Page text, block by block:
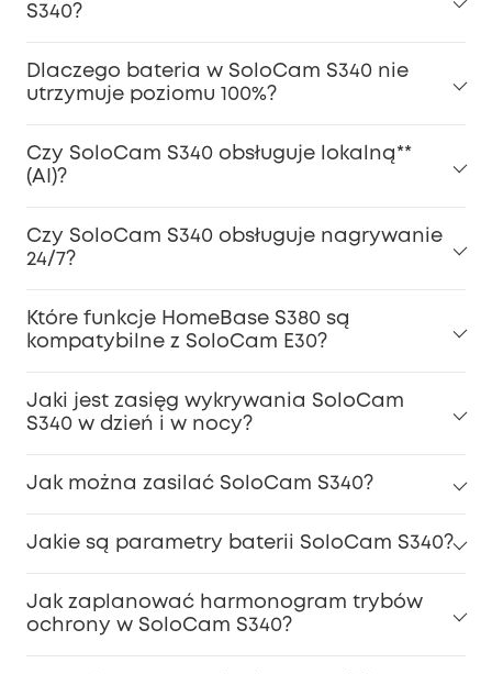
S340?
Dlaczego bateria w SoloCam S340 nie
utrzymuje poziomu 100%?
Czy SoloCam S340 obsługuje lokalną**
(AI)?
Czy SoloCam S340 obsługuje nagrywanie
24/7?
Które funkcje HomeBase S380 są
kompatybilne z SoloCam E30?
Jaki jest zasięg wykrywania SoloCam
S340 w dzień i w nocy?
Jak można zasilać SoloCam S340?
Jakie są parametry baterii SoloCam S340?
Jak zaplanować harmonogram trybów
ochrony w SoloCam S340?